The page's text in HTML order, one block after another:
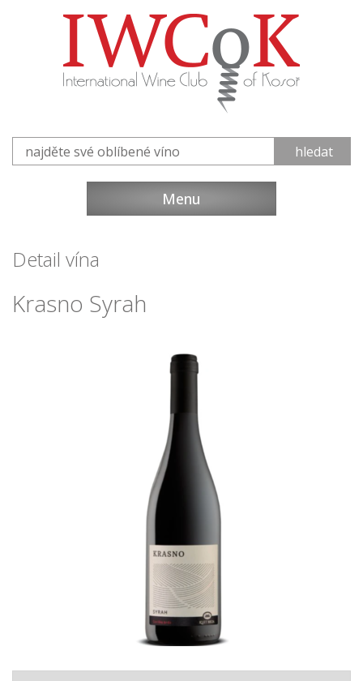
Menu
Detail vína
Krasno Syrah